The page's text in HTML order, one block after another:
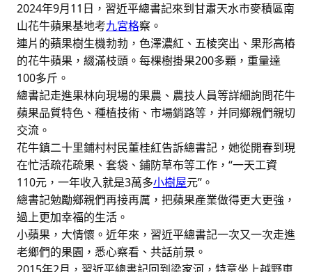
2024年9月11日，習近平總書記來到甘肅天水市麥積區南
山花牛蘋果基地考九宮格察。
連片的蘋果樹生機勃勃，色澤濃紅、五棱突出、果形高樁
的花牛蘋果，綴滿枝頭。每棵樹掛果200多顆，重量達
100多斤。
總書記走進果林向現場的果農、農技人員等詳細詢問花牛
蘋果品質特色、種植技術、市場銷路等，并同鄉親們親切
交流。
花牛鎮二十里鋪村村民董桂紅告訴總書記，她從開春到現
在忙活疏花疏果、套袋、鋪防草布等工作，“一天工資
110元，一年收入就是3萬多小樹屋元”。
總書記勉勵鄉親們再接再厲，把蘋果產業做得更大更強，
過上更加幸福的生活。
小蘋果，大情懷。近年來，習近平總書記一次又一次走進
老鄉們的果園，悉心察看、共話前景。